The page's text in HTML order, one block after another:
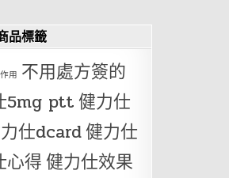
品標籤
用 不用處方簽的
5mg ptt健力仕
仕dcard健力仕
心得健力仕效果